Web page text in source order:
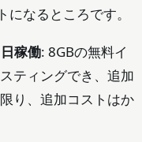
なるところです。
稼働: 8GBの無料イ
ティングでき、追加
り、追加コストはか